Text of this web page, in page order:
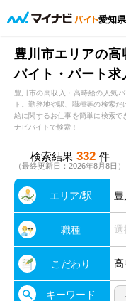
愛知県
豊川市エリアの高
バイト・パート求
豊川市の高収入・高時給の人気
ト。勤務地や駅、職種等の検索
給に関するお仕事を簡単に検索で
ナビバイトで検索！
検索結果 332 件
（最終更新日：2026年8月8日）
エリア/駅
職種
こだわり 高
キーワード